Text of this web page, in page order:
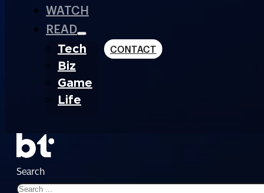
WATCH
READ
Tech
Biz
Game
Life
CONTACT
Search